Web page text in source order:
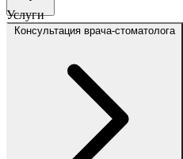
Услуги
Консультация врача-стоматолога